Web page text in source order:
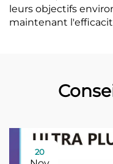
leurs objectifs
maintenant
20